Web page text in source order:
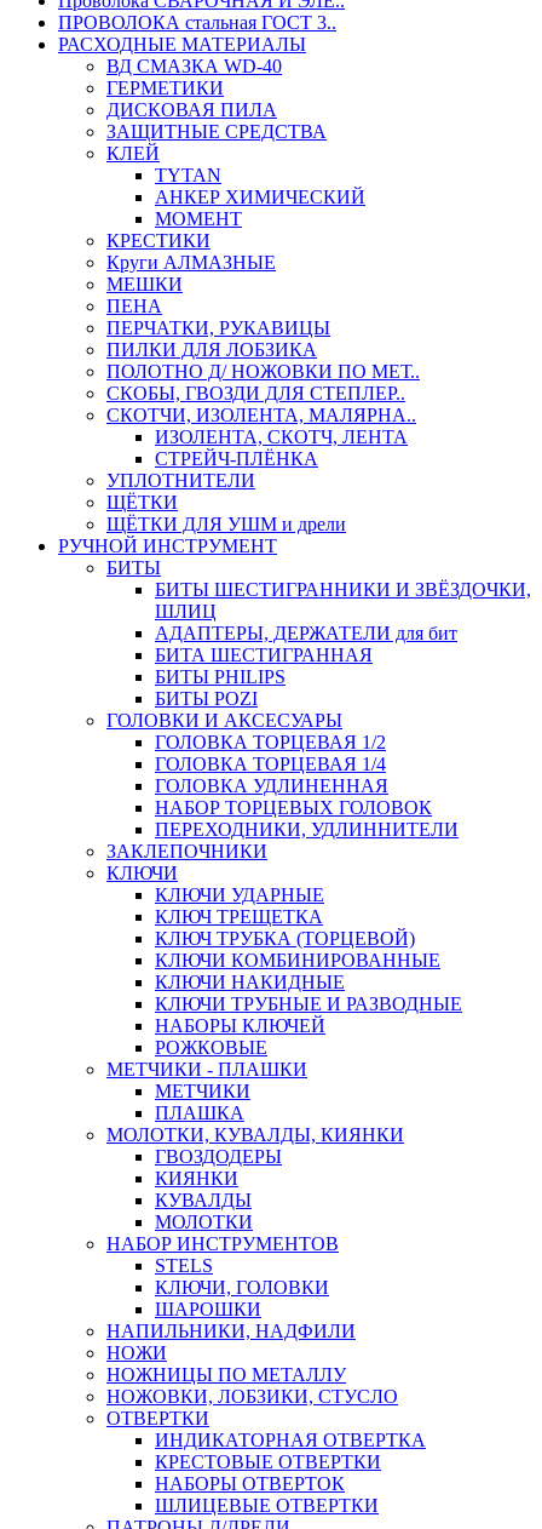
ПРОВОЛОКА стальная ГОСТ 3..
РАСХОДНЫЕ МАТЕРИАЛЫ
ВД СМАЗКА WD-40
ГЕРМЕТИКИ
ДИСКОВАЯ ПИЛА
ЗАЩИТНЫЕ СРЕДСТВА
КЛЕЙ
TYTAN
АНКЕР ХИМИЧЕСКИЙ
МОМЕНТ
КРЕСТИКИ
Круги АЛМАЗНЫЕ
МЕШКИ
ПЕНА
ПЕРЧАТКИ, РУКАВИЦЫ
ПИЛКИ ДЛЯ ЛОБЗИКА
ПОЛОТНО Д/ НОЖОВКИ ПО МЕТ..
СКОБЫ, ГВОЗДИ ДЛЯ СТЕПЛЕР..
СКОТЧИ, ИЗОЛЕНТА, МАЛЯРНА..
ИЗОЛЕНТА, СКОТЧ, ЛЕНТА
СТРЕЙЧ-ПЛЁНКА
УПЛОТНИТЕЛИ
ЩЁТКИ
ЩЁТКИ ДЛЯ УШМ и дрели
РУЧНОЙ ИНСТРУМЕНТ
БИТЫ
БИТЫ ШЕСТИГРАННИКИ И ЗВЁЗДОЧКИ,
ШЛИЦ
АДАПТЕРЫ, ДЕРЖАТЕЛИ для бит
БИТА ШЕСТИГРАННАЯ
БИТЫ PHILIPS
БИТЫ POZI
ГОЛОВКИ И АКСЕСУАРЫ
ГОЛОВКА ТОРЦЕВАЯ 1/2
ГОЛОВКА ТОРЦЕВАЯ 1/4
ГОЛОВКА УДЛИНЕННАЯ
НАБОР ТОРЦЕВЫХ ГОЛОВОК
ПЕРЕХОДНИКИ, УДЛИННИТЕЛИ
ЗАКЛЕПОЧНИКИ
КЛЮЧИ
КЛЮЧИ УДАРНЫЕ
КЛЮЧ ТРЕЩЕТКА
КЛЮЧ ТРУБКА (ТОРЦЕВОЙ)
КЛЮЧИ КОМБИНИРОВАННЫЕ
КЛЮЧИ НАКИДНЫЕ
КЛЮЧИ ТРУБНЫЕ И РАЗВОДНЫЕ
НАБОРЫ КЛЮЧЕЙ
РОЖКОВЫЕ
МЕТЧИКИ - ПЛАШКИ
МЕТЧИКИ
ПЛАШКА
МОЛОТКИ, КУВАЛДЫ, КИЯНКИ
ГВОЗДОДЕРЫ
КИЯНКИ
КУВАЛДЫ
МОЛОТКИ
НАБОР ИНСТРУМЕНТОВ
STELS
КЛЮЧИ, ГОЛОВКИ
ШАРОШКИ
НАПИЛЬНИКИ, НАДФИЛИ
НОЖИ
НОЖНИЦЫ ПО МЕТАЛЛУ
НОЖОВКИ, ЛОБЗИКИ, СТУСЛО
ОТВЕРТКИ
ИНДИКАТОРНАЯ ОТВЕРТКА
КРЕСТОВЫЕ ОТВЕРТКИ
НАБОРЫ ОТВЕРТОК
ШЛИЦЕВЫЕ ОТВЕРТКИ